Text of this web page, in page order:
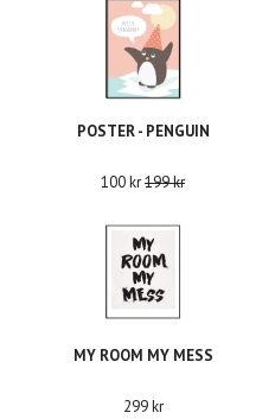
POSTER - PENGUIN
100 kr199 kr
MY ROOM MY MESS
299 kr